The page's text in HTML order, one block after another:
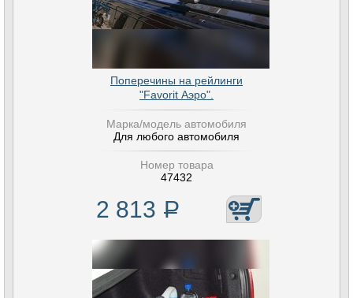
Поперечины на рейлинги
"Favorit Аэро".
Марка/модель автомобиля
Для любого автомобиля
Номер товара
47432
2 813 Р